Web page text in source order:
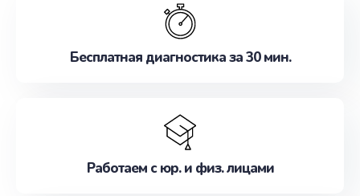
наилучшим образом. Не медлите записаться на
Бесплатная диагностика за 30 мин.
Работаем с юр. и физ. лицами